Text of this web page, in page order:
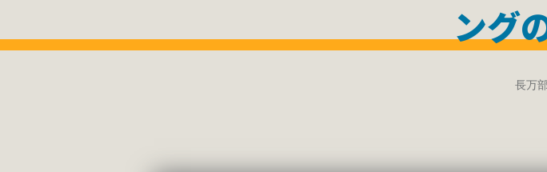
ング
長万